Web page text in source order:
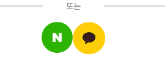
또는